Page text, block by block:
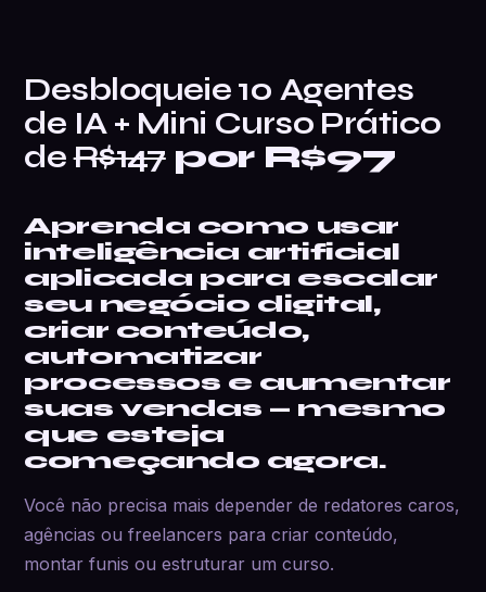
Desbloqueie 10 Agentes
de IA + Mini Curso Prático
deR$147por R$97
Aprenda como usar
inteligência artificial
aplicada para escalar
seu negócio digital,
criar conteúdo,
automatizar
processos e aumentar
suas vendas — mesmo
que esteja
começando agora.
Você não precisa mais depender de redatores caros,
agências ou freelancers para criar conteúdo,
montar funis ou estruturar um curso.